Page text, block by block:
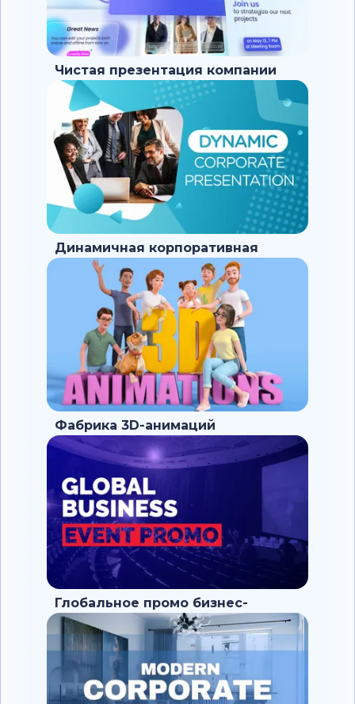
Чистая презентация компании
Динамичная корпоративная
презентация
Фабрика 3D-анимаций
Глобальное промо бизнес-
мероприятия